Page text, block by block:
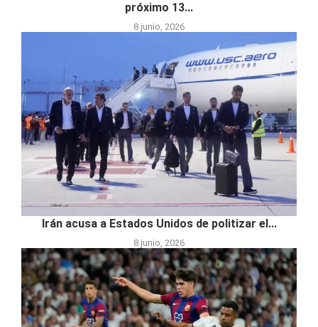
próximo 13...
8 junio, 2026
Irán acusa a Estados Unidos de politizar el...
8 junio, 2026